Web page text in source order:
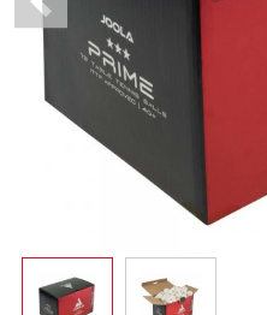
Previous